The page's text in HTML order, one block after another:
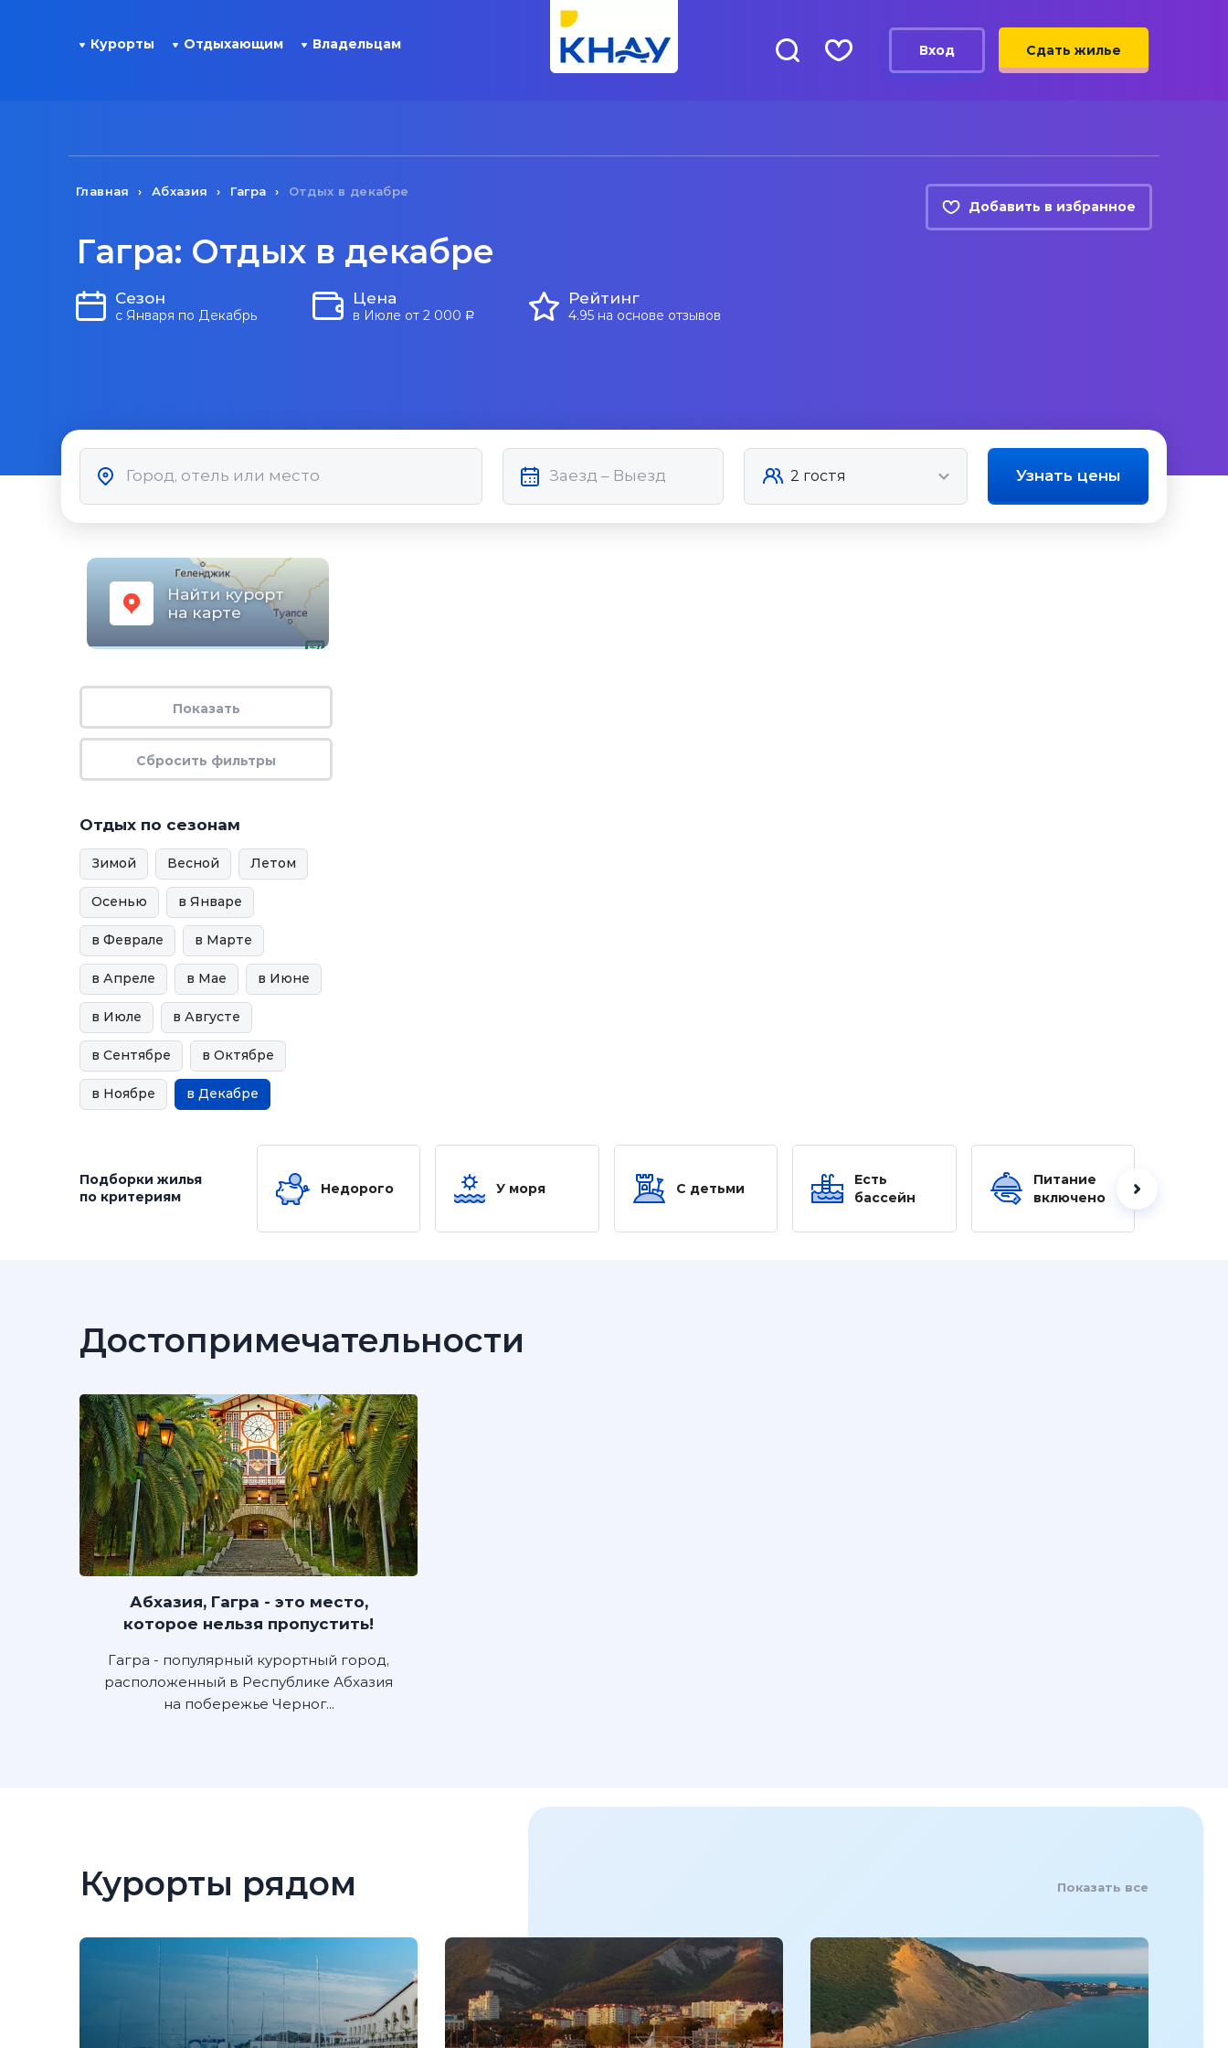
Курорты Отдыхающим Владельцам Вход Сдать жилье
Главная Абхазия Гагра Отдых в декабре
Добавить в избранное
Гагра: Отдых в декабре
Сезон
с Января по Декабрь
Цена
в Июле от 2 000 a
Рейтинг
4.95 на основе отзывов
Узнать цены
Найти курорт
на карте
Отдых по сезонам
Зимой Весной Летом
Осенью в Январе
в Феврале в Марте
в Апреле в Мае в Июне
в Июле в Августе
в Сентябре в Октябре
в Ноябре в Декабре
Подборки жилья
по критериям
Недорого У моря С детьми
Есть
бассейн
Питание
включено
Достопримечательности
Абхазия, Гагра - это место,
которое нельзя пропустить!
Гагра - популярный курортный город,
расположенный в Республике Абхазия
на побережье Черног...
Курорты рядом Показать все